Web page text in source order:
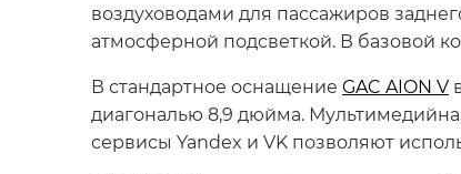
воздуховодами для пассажиров
атмосферной подсветкой. В базовой
В стандартное оснащение GAC AION V
диагональю 8,9 дюйма.
сервисы Yandex и VK позволяют